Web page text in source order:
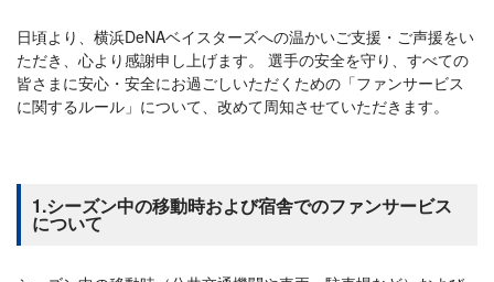
日頃より、横浜DeNAベイスターズへの温かいご支援・ご声援をい
ただき、心より感謝申し上げます。 選手の安全を守り、すべての
皆さまに安心・安全にお過ごしいただくための「ファンサービス
に関するルール」について、改めて周知させていただきます。
1.シーズン中の移動時および宿舎でのファンサービス
について